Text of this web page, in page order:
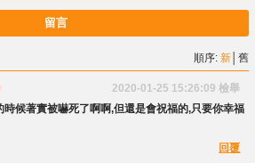
留言
順序:新 │舊
2020-01-25 15:26:09 檢舉
時候著實被嚇死了啊啊,但還是會祝福的,只要你幸福
回覆